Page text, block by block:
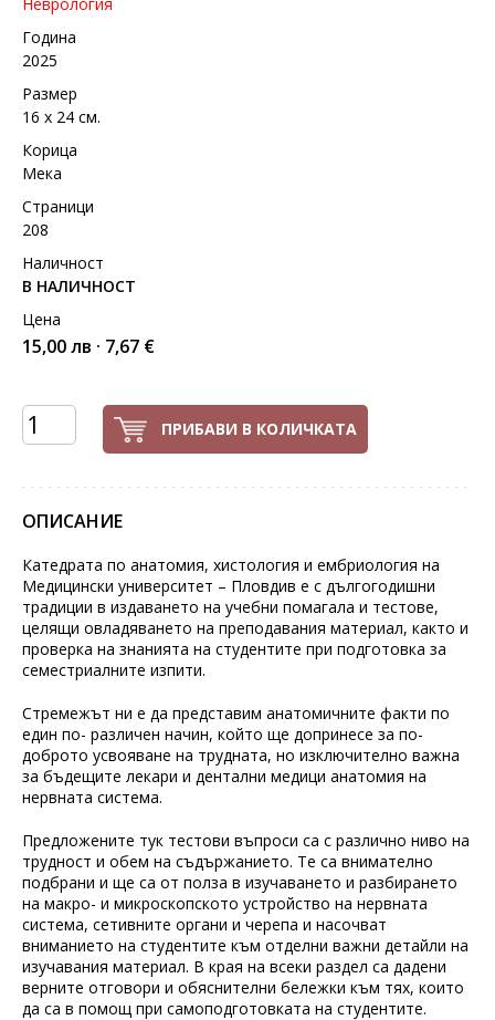
Година
2025
Размер
16 х 24 см.
Корица
Мека
Страници
208
Наличност
В НАЛИЧНОСТ
Цена
15,00 лв · 7,67 €
ПРИБАВИ В КОЛИЧКАТА
ОПИСАНИЕ
Катедрата по анатомия, хистология и ембриология на
Медицински университет – Пловдив е с дългогодишни
традиции в издаването на учебни помагала и тестове,
целящи овладяването на преподавания материал, както и
проверка на знанията на студентите при подготовка за
семестриалните изпити.
Стремежът ни е да представим анатомичните факти по
един по- различен начин, който ще допринесе за по-
доброто усвояване на трудната, но изключително важна
за бъдещите лекари и дентални медици анатомия на
нервната система.
Предложените тук тестови въпроси са с различно ниво на
трудност и обем на съдържанието. Те са внимателно
подбрани и ще са от полза в изучаването и разбирането
на макро- и микроскопското устройство на нервната
система, сетивните органи и черепа и насочват
вниманието на студентите към отделни важни детайли на
изучавания материал. В края на всеки раздел са дадени
верните отговори и обяснителни бележки към тях, които
да са в помощ при самоподготовката на студентите.